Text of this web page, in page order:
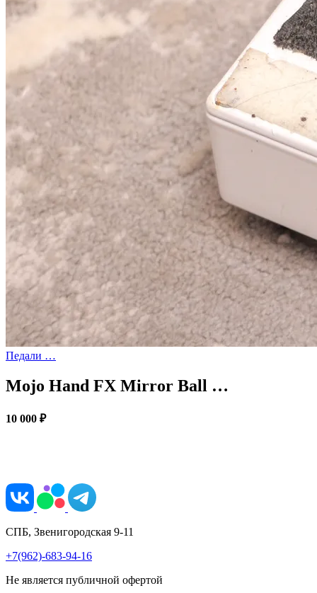
Педали …
Mojo Hand FX Mirror Ball …
10 000 ₽
СПБ, Звенигородская 9-11
+7(962)-683-94-16
Не является публичной офертой